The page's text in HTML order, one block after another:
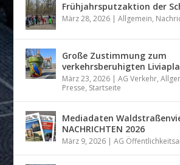
Frühjahrsputzaktion der
März 28, 2026 |Allgemein,
Große Zustimmung zum
verkehrsberuhigten
März 23, 2026 |AG Verkehr,
Presse, Startseite
Mediadaten
NACHRICHTEN 2026
März 9, 2026 |AG